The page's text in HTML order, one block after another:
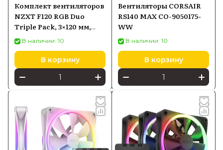
Комплект вентиляторов
NZXT F120 RGB Duo
Triple Pack, 3×120 мм,
чёрный
В наличии: 10
В корзину
Вентиляторы CORSAIR
RS140 MAX CO-9050175-
WW
В наличии: 10
В корзину